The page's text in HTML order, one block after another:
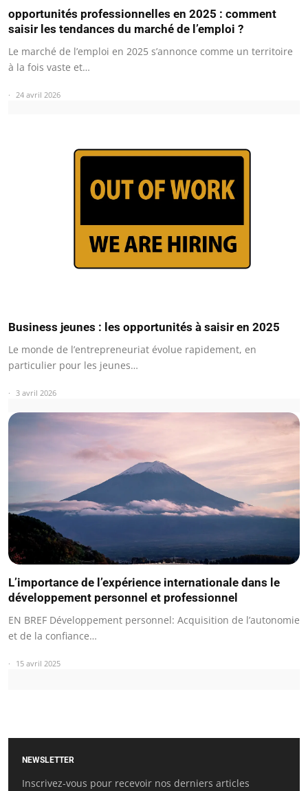
opportunités professionnelles en 2025 : comment
saisir les tendances du marché de l’emploi ?
Le marché de l’emploi en 2025 s’annonce comme un territoire
à la fois vaste et…
24 avril 2026
Business jeunes : les opportunités à saisir en 2025
Le monde de l’entrepreneuriat évolue rapidement, en
particulier pour les jeunes…
3 avril 2026
L’importance de l’expérience internationale dans le
développement personnel et professionnel
EN BREF Développement personnel: Acquisition de l’autonomie
et de la confiance…
15 avril 2025
NEWSLETTER
Inscrivez-vous pour recevoir nos derniers articles